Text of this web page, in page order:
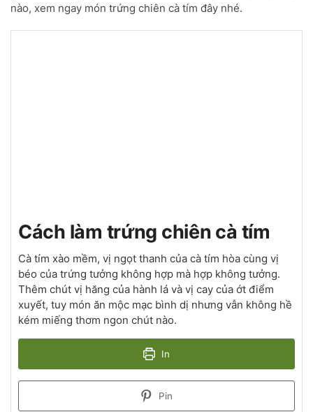
nào, xem ngay món trứng chiên cà tím đây nhé.
Cách làm trứng chiên cà tím
Cà tím xào mềm, vị ngọt thanh của cà tím hòa cùng vị
béo của trứng tưởng không hợp mà hợp không tưởng.
Thêm chút vị hăng của hành lá và vị cay của ớt điểm
xuyết, tuy món ăn mộc mạc bình dị nhưng vẫn không hề
kém miếng thơm ngon chút nào.
In
Pin